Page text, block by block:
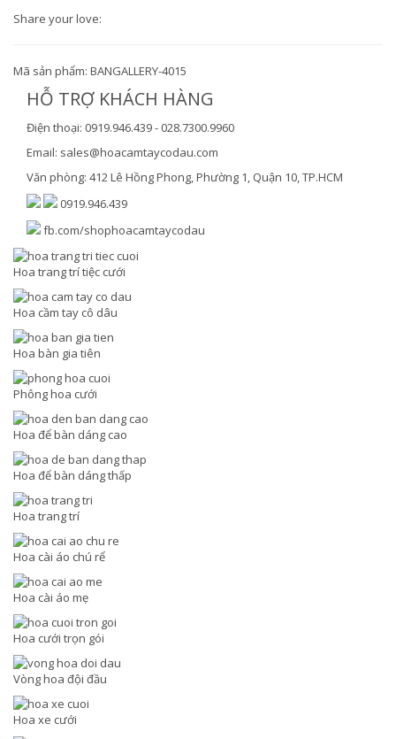
Share your love:
Mã sản phẩm: BANGALLERY-4015
HỖ TRỢ KHÁCH HÀNG
Điện thoại: 0919.946.439 - 028.7300.9960
Email: sales@hoacamtaycodau.com
Văn phòng: 412 Lê Hồng Phong, Phường 1, Quận 10, TP.HCM
0919.946.439
fb.com/shophoacamtaycodau
Hoa trang trí tiệc cưới
Hoa cầm tay cô dâu
Hoa bàn gia tiên
Phông hoa cưới
Hoa để bàn dáng cao
Hoa để bàn dáng thấp
Hoa trang trí
Hoa cài áo chú rể
Hoa cài áo mẹ
Hoa cưới trọn gói
Vòng hoa đội đầu
Hoa xe cưới